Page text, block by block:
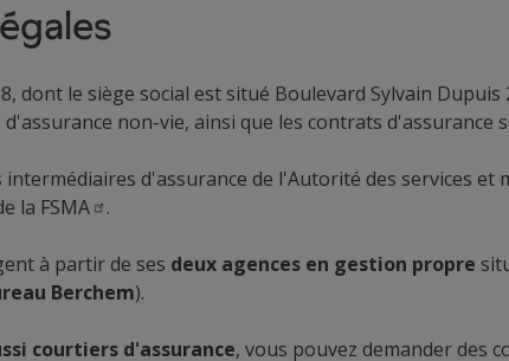
dont le siège social est situé Boulevard Sylvain
non-vie, ainsi que les contrats d'assurance
d'assurance de l'Autorité des services et
la FSMA .
à partir de ses deux agences en gestion propre
Berchem).
courtiers d'assurance, vous pouvez demander des